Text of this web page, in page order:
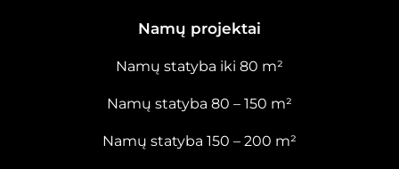
Namų projektai
Namų statyba iki 80 m²
Namų statyba 80 – 150 m²
Namų statyba 150 – 200 m²